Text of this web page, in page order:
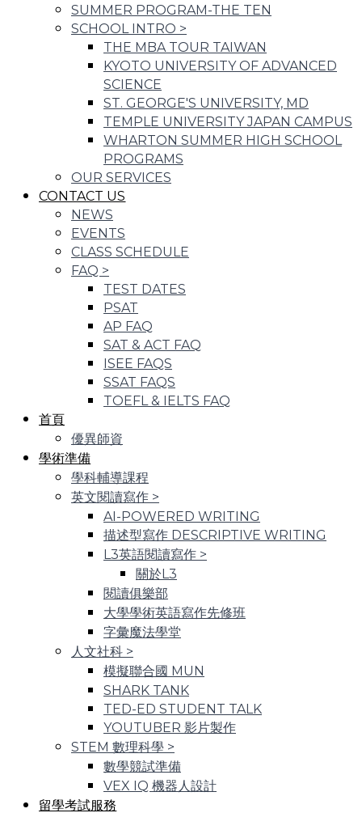
SUMMER PROGRAM-THE TEN
SCHOOL INTRO >
THE MBA TOUR TAIWAN
KYOTO UNIVERSITY OF ADVANCED
SCIENCE
ST. GEORGE'S UNIVERSITY, MD
TEMPLE UNIVERSITY JAPAN CAMPUS
WHARTON SUMMER HIGH SCHOOL
PROGRAMS
OUR SERVICES
CONTACT US
NEWS
EVENTS
CLASS SCHEDULE
FAQ >
TEST DATES
PSAT
AP FAQ
SAT & ACT FAQ
ISEE FAQS
SSAT FAQS
TOEFL & IELTS FAQ
首頁
優異師資
學術準備
學科輔導課程
英文閱讀寫作 >
AI-POWERED WRITING
描述型寫作 DESCRIPTIVE WRITING
L3英語閱讀寫作 >
關於L3
閱讀俱樂部
大學學術英語寫作先修班
字彙魔法學堂
人文社科 >
模擬聯合國 MUN
SHARK TANK
TED-ED STUDENT TALK
YOUTUBER 影片製作
STEM 數理科學 >
數學競試準備
VEX IQ 機器人設計
留學考試服務